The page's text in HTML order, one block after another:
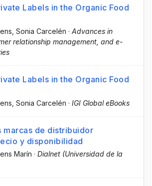
Labels in the Organic Food
, Sonia Carcelén · Advances in
relationship management, and e-
Labels in the Organic Food
, Sonia Carcelén · IGI Global eBooks
marcas de distribuidor
y disponibilidad
Marín · Dialnet (Universidad de la